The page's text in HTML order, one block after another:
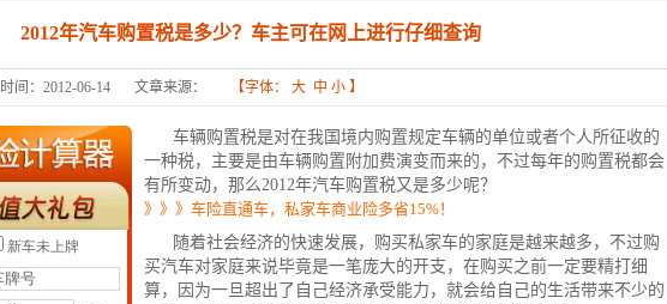
2012年汽车购置税是多少？车主可在网上进行仔细查询
时间：2012-06-14 文章来源： 【字体： 大 中 小 】
车辆购置税是对在我国境内购置规定车辆的单位或者个人所征收的
一种税，主要是由车辆购置附加费演变而来的，不过每年的购置税都会
有所变动，那么2012年汽车购置税又是多少呢？
》》》车险直通车，私家车商业险多省15%！
随着社会经济的快速发展，购买私家车的家庭是越来越多，不过购
买汽车对家庭来说毕竟是一笔庞大的开支，在购买之前一定要精打细
算，因为一旦超出了自己经济承受能力，就会给自己的生活带来不少的